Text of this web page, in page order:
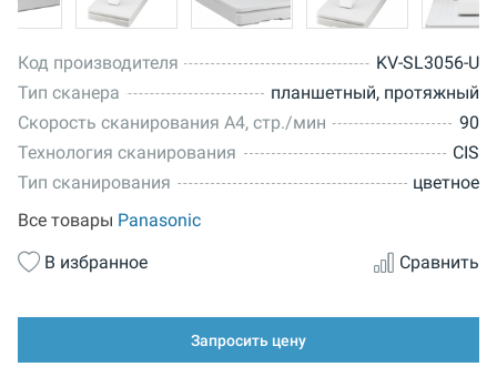
Код производителя
KV-SL3056-U
Тип сканера
планшетный, протяжный
Скорость сканирования А4, стр./мин
90
Технология сканирования
CIS
Тип сканирования
цветное
Все товары Panasonic
В избранное
Сравнить
Запросить цену